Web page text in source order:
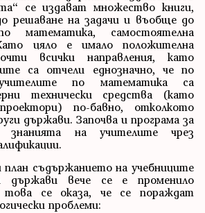
се издават множество книги,
решаване на задачи и въобще до
математика, самостоятелна
цяло е имало положителна
всички направления, като
са отчели еднозначно, че по
по математика са
технически средства (като
по-бавно, отколкото
държави. Започва и програма за
знанията на учителите чрез
план съдържанието на учебниците
държави вече се е променило
се оказа, че се пораждат
проблеми: